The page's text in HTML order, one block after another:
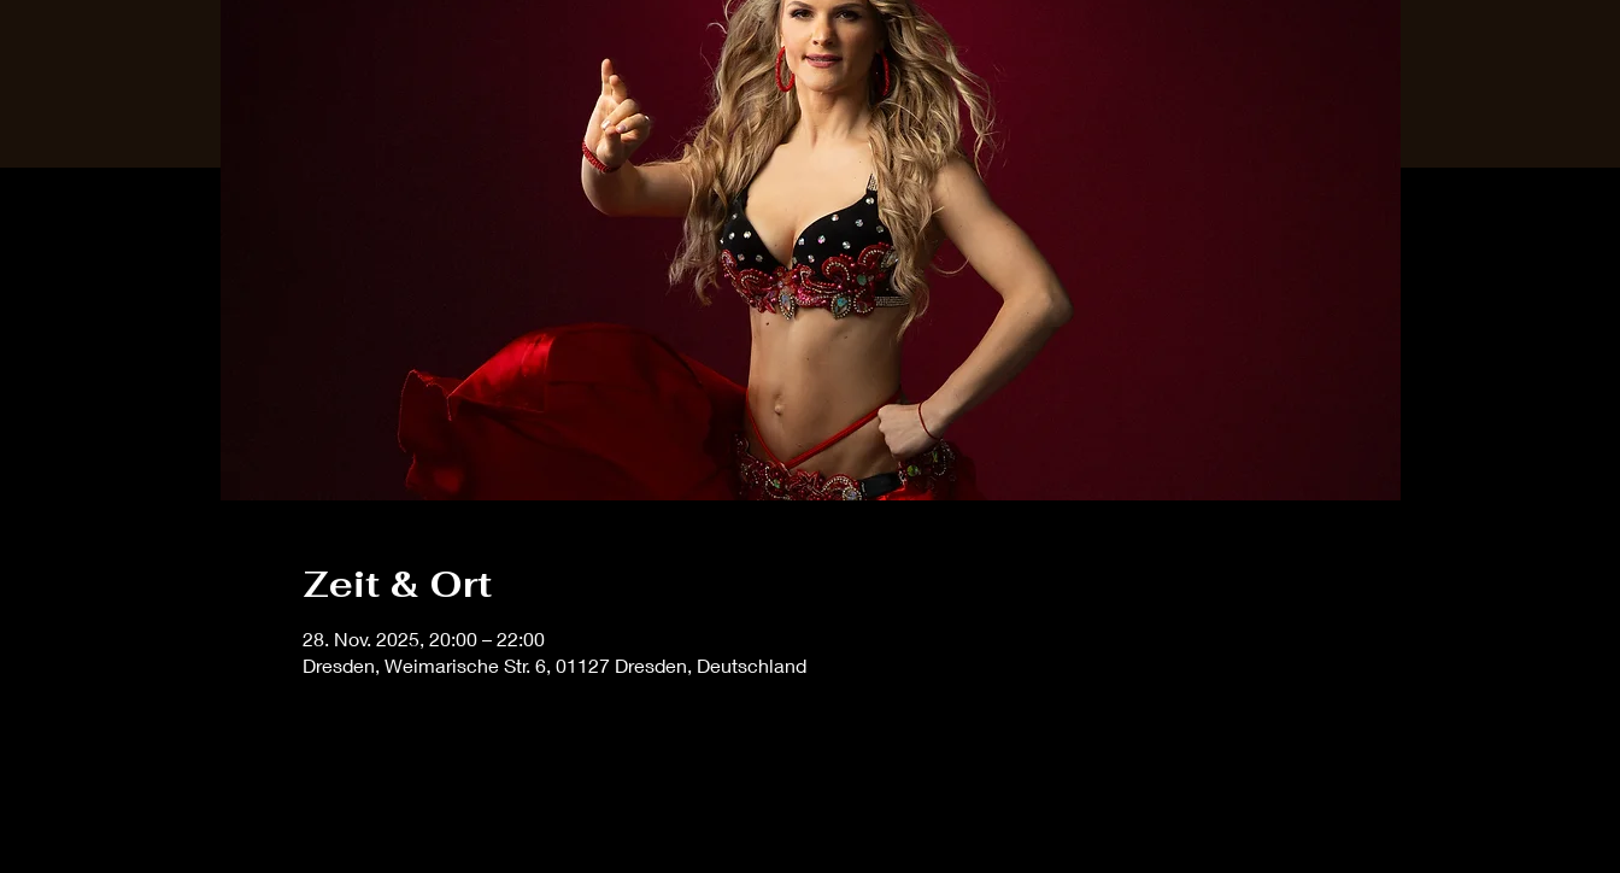
Zeit & Ort
28. Nov. 2025, 20:00 – 22:00
Dresden, Weimarische Str. 6, 01127 Dresden, Deutschland